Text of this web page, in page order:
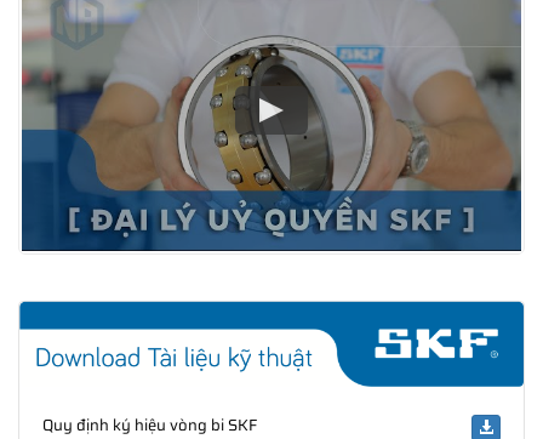
Quy định ký hiệu vòng bi SKF